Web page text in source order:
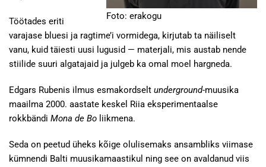
Foto: erakogu
Töötades eriti
varajase bluesi ja ragtime’i vormidega, kirjutab ta näiliselt
vanu, kuid täiesti uusi lugusid — materjali, mis austab nende
stiilide suuri algatajaid ja julgeb ka omal moel hargneda.
Edgars Rubenis ilmus esmakordselt underground-muusika
maailma 2000. aastate keskel Riia eksperimentaalse
rokkbändi Mona de Bo liikmena.
Seda on peetud üheks kõige olulisemaks ansambliks viimase
kümnendi Balti muusikamaastikul ning see on avaldanud viis